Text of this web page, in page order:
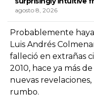
Probablemente
Luis Andrés
falleció en extrañas
2010, hace ya más
nuevas
rumbo.
agosto 8, 2026